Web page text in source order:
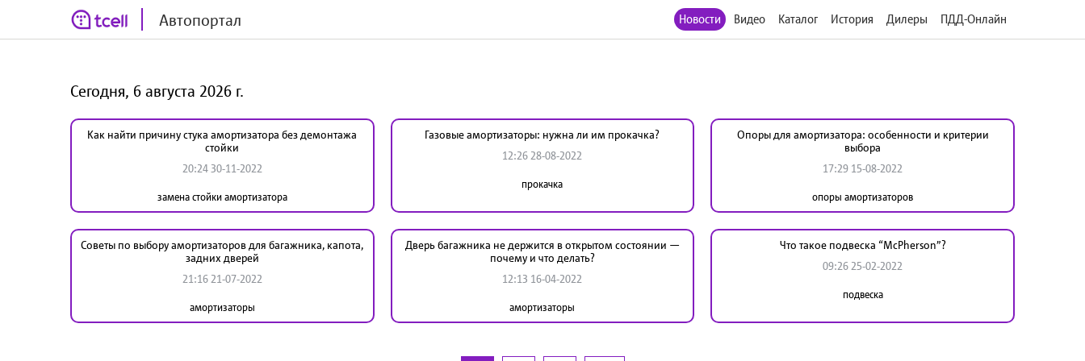
Автопортал Новости Видео Каталог История Дилеры ПДД-Онлайн
Сегодня, 6 августа 2026 г.
Как найти причину стука амортизатора без демонтажа
стойки
20:24 30-11-2022
замена стойки амортизатора
Газовые амортизаторы: нужна ли им прокачка?
12:26 28-08-2022
прокачка
Опоры для амортизатора: особенности и критерии
выбора
17:29 15-08-2022
опоры амортизаторов
Советы по выбору амортизаторов для багажника, капота,
задних дверей
21:16 21-07-2022
амортизаторы
Дверь багажника не держится в открытом состоянии —
почему и что делать?
12:13 16-04-2022
амортизаторы
Что такое подвеска “McPherson”?
09:26 25-02-2022
подвеска